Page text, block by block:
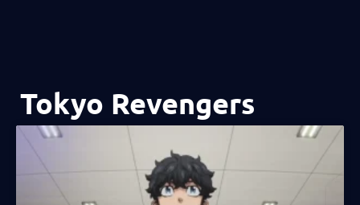
Tokyo Revengers